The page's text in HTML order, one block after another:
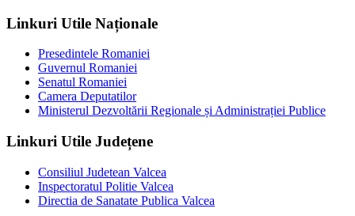
Linkuri Utile Naționale
Presedintele Romaniei
Guvernul Romaniei
Senatul Romaniei
Camera Deputatilor
Ministerul Dezvoltării Regionale și Administrației Publice
Linkuri Utile Județene
Consiliul Judetean Valcea
Inspectoratul Politie Valcea
Directia de Sanatate Publica Valcea